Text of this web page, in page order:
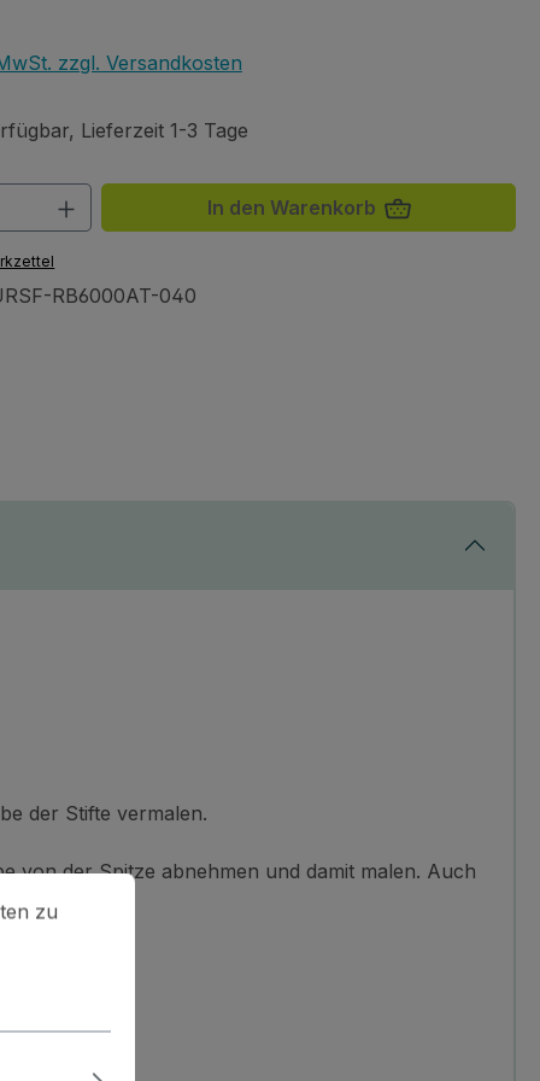
zzgl. Versandkosten
Lieferzeit 1-3 Tage
Anzahl: Gib den gewünschten Wert
In den Warenkorb
RB6000AT-040
der Stifte vermalen.
von der Spitze abnehmen und damit malen. Auch
zu können.
Mehr Informationen ...
zu